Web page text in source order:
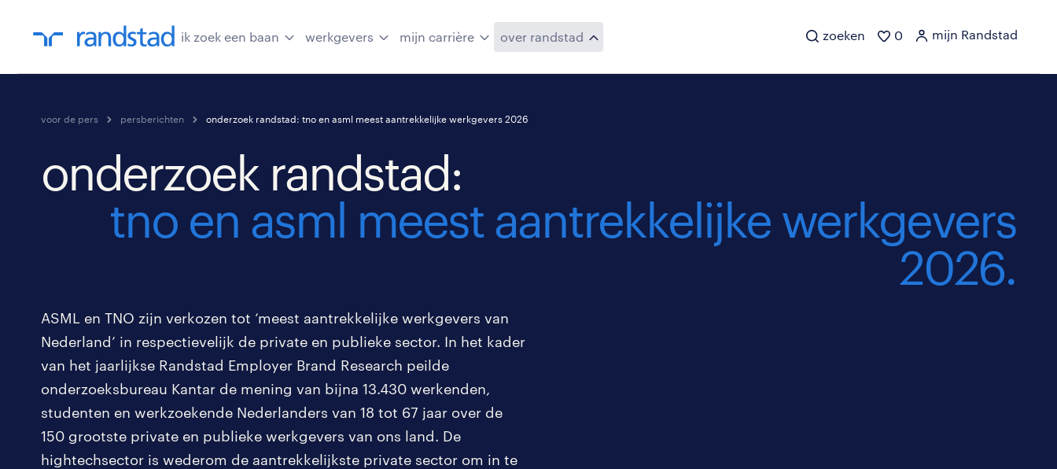
ik zoek een baan werkgevers mijn carrière over randstad zoeken 0 mijn Randstad
voor de pers persberichten onderzoek randstad: tno en asml meest aantrekkelijke werkgevers 2026
onderzoek randstad:
tno en asml meest aantrekkelijke werkgevers
2026.
ASML en TNO zijn verkozen tot ‘meest aantrekkelijke werkgevers van
Nederland’ in respectievelijk de private en publieke sector. In het kader
van het jaarlijkse Randstad Employer Brand Research peilde
onderzoeksbureau Kantar de mening van bijna 13.430 werkenden,
studenten en werkzoekende Nederlanders van 18 tot 67 jaar over de
150 grootste private en publieke werkgevers van ons land. De
hightechsector is wederom de aantrekkelijkste private sector om in te